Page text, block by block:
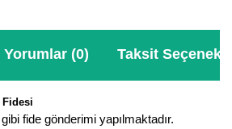
Yorumlar (0) Taksit
Fidesi
fide gönderimi yapılmaktadır.